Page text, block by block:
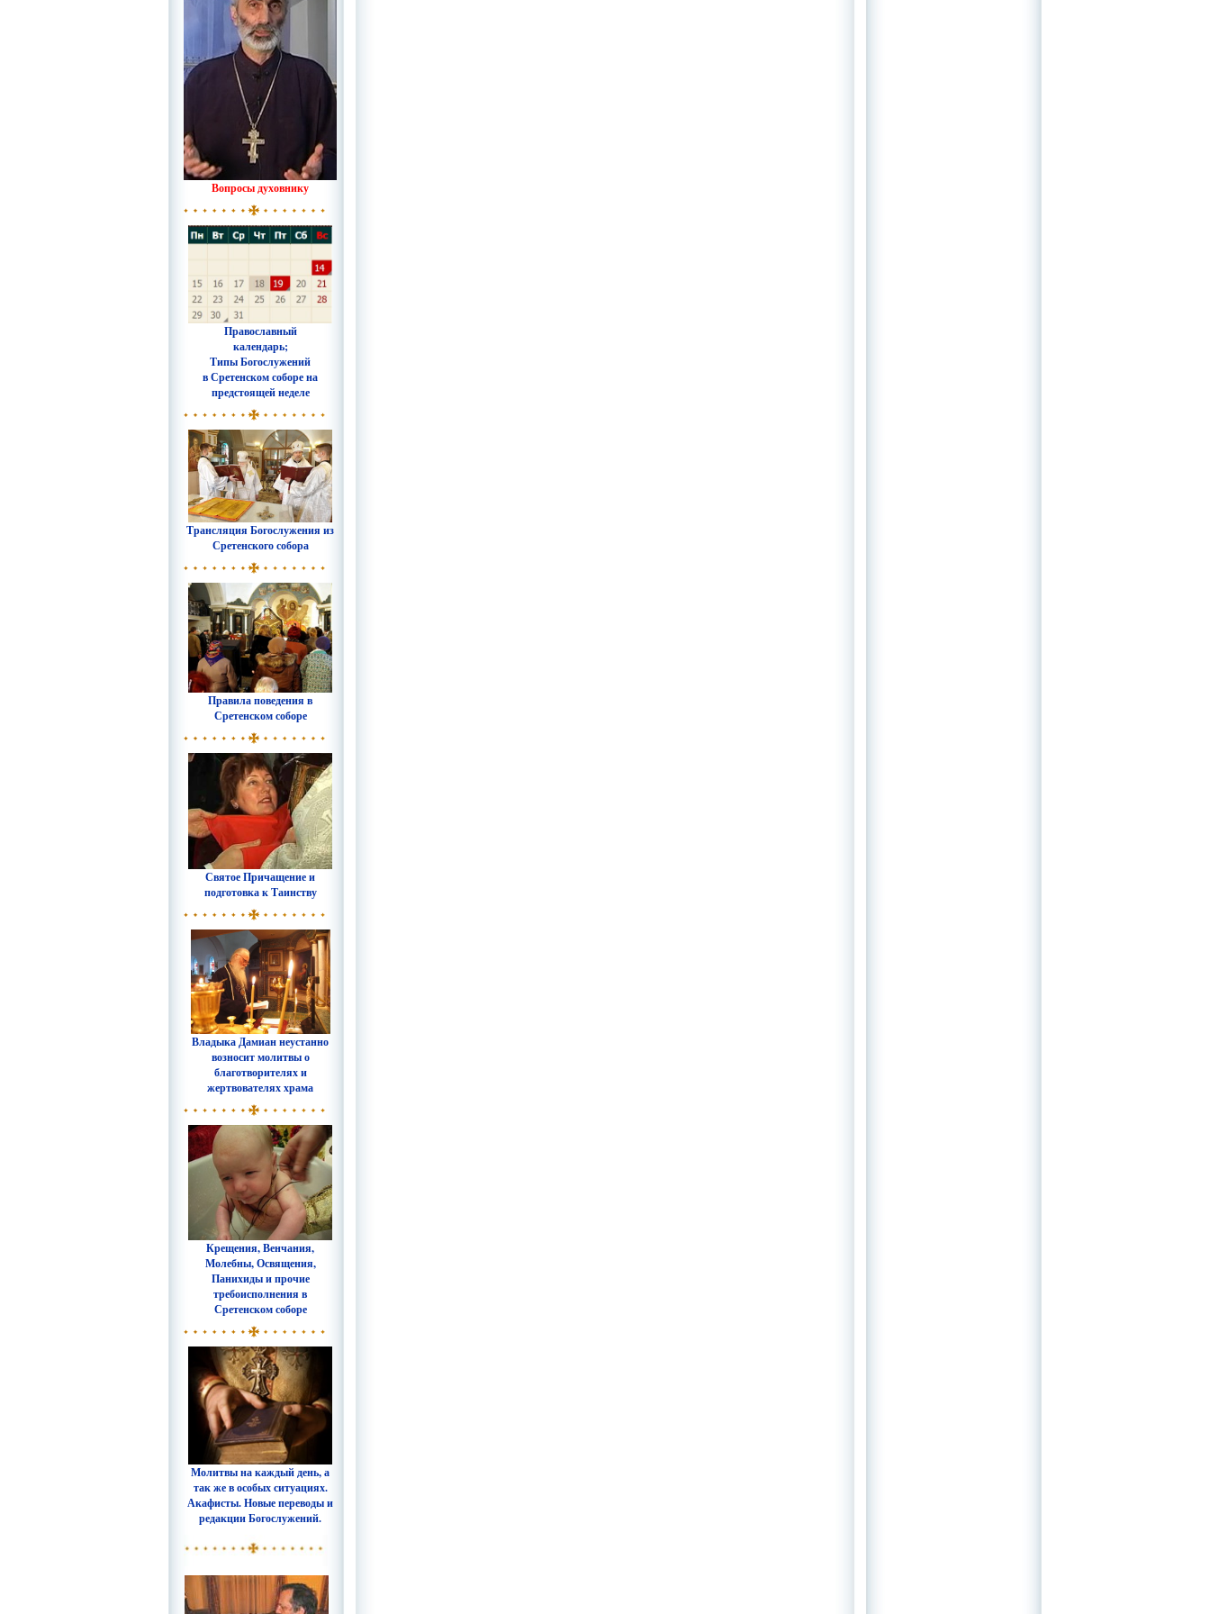
Вопросы духовнику
Православный
календарь;
Типы Богослужений
в Сретенском соборе на
предстоящей неделе
Трансляция Богослужения из
Сретенского собора
Правила поведения в
Сретенском соборе
Святое Причащение и
подготовка к Таинству
Владыка Дамиан неустанно
возносит молитвы о
благотворителях и
жертвователях храма
Крещения, Венчания,
Молебны, Освящения,
Панихиды и прочие
требоисполнения в
Сретенском соборе
Молитвы на каждый день, а
так же в особых ситуациях.
Акафисты. Новые переводы и
редакции Богослужений.